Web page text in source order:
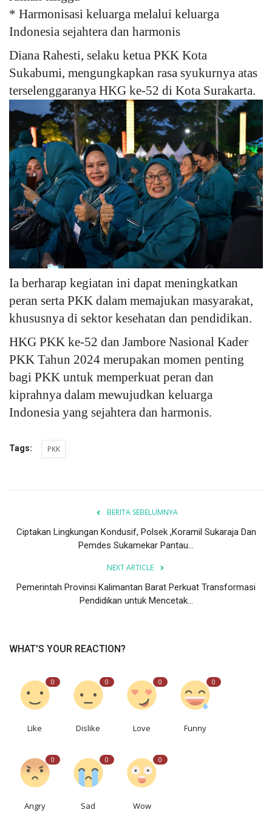
* Harmonisasi keluarga melalui keluarga
Indonesia sejahtera dan harmonis
Diana Rahesti, selaku ketua PKK Kota
Sukabumi, mengungkapkan rasa syukurnya atas
terselenggaranya HKG ke-52 di Kota Surakarta.
Ia berharap kegiatan ini dapat meningkatkan
peran serta PKK dalam memajukan masyarakat,
khususnya di sektor kesehatan dan pendidikan.
HKG PKK ke-52 dan Jambore Nasional Kader
PKK Tahun 2024 merupakan momen penting
bagi PKK untuk memperkuat peran dan
kiprahnya dalam mewujudkan keluarga
Indonesia yang sejahtera dan harmonis.
Tags: PKK
BERITA SEBELUMNYA
Ciptakan Lingkungan Kondusif, Polsek ,Koramil Sukaraja Dan
Pemdes Sukamekar Pantau...
NEXT ARTICLE
Pemerintah Provinsi Kalimantan Barat Perkuat Transformasi
Pendidikan untuk Mencetak...
WHAT'S YOUR REACTION?
0
Like
0
Dislike
0
Love
0
Funny
0
Angry
0
Sad
0
Wow